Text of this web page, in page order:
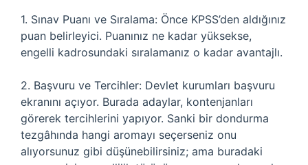
1. Sınav Puanı ve Sıralama: Önce KPSS’den aldığınız
puan belirleyici. Puanınız ne kadar yüksekse,
engelli kadrosundaki sıralamanız o kadar avantajlı.
2. Başvuru ve Tercihler: Devlet kurumları başvuru
ekranını açıyor. Burada adaylar, kontenjanları
görerek tercihlerini yapıyor. Sanki bir dondurma
tezgâhında hangi aromayı seçerseniz onu
alıyorsunuz gibi düşünebilirsiniz; ama buradaki